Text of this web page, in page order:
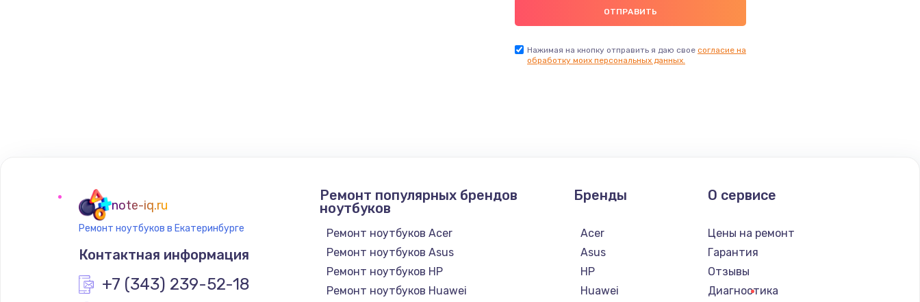
Нажимая на кнопку отправить я даю свое согласие на
обработку моих персональных данных.
note-iq.ru
Ремонт ноутбуков в Екатеринбурге
Контактная информация
+7 (343) 239-52-18
Ремонт популярных брендов
ноутбуков
Ремонт ноутбуков Acer
Ремонт ноутбуков Asus
Ремонт ноутбуков HP
Ремонт ноутбуков Huawei
Бренды
Acer
Asus
HP
Huawei
О сервисе
Цены на ремонт
Гарантия
Отзывы
Диагностика